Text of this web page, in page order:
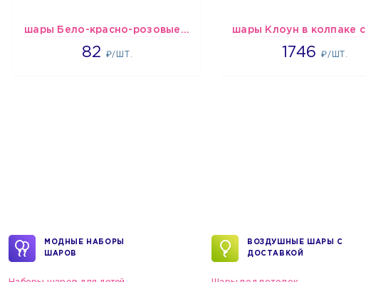
шары Бело-красно-розовые пастельные
82 ₽/ШТ.
1637
1746₽/ШТ.
1746
МОДНЫЕ НАБОРЫ
ШАРОВ
ВОЗДУШНЫЕ ШАРЫ С
ДОСТАВКОЙ